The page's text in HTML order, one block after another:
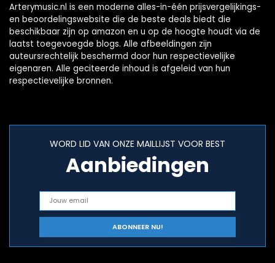
Arterymusic.nl is een moderne alles-in-één prijsvergelijkings-
en beoordelingswebsite die de beste deals biedt die
beschikbaar zijn op amazon en u op de hoogte houdt via de
laatst toegevoegde blogs. Alle afbeeldingen zijn
auteursrechtelijk beschermd door hun respectievelijke
eigenaren. Alle geciteerde inhoud is afgeleid van hun
respectievelijke bronnen.
WORD LID VAN ONZE MAILLIJST VOOR BEST
Aanbiedingen